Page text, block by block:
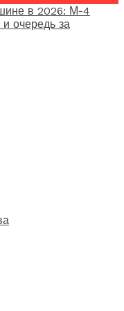
в 2026: М-4
очередь за